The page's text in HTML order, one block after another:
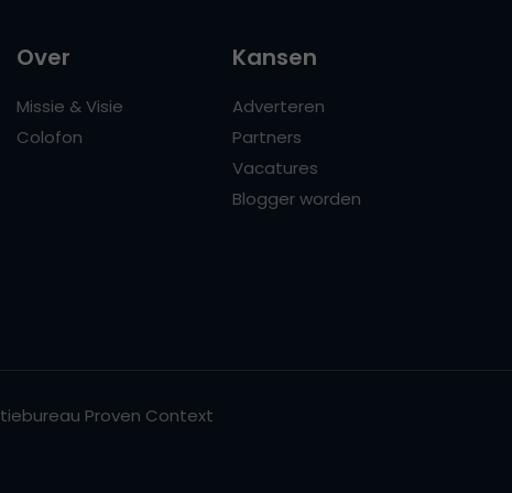
Over
Missie & Visie
Colofon
Kansen
Adverteren
Partners
Vacatures
Blogger worden
Proven Context